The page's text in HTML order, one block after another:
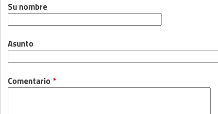
Su nombre
Asunto
Comentario *